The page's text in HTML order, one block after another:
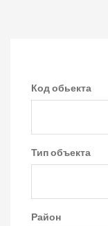
Код обьекта
Тип объекта
Район